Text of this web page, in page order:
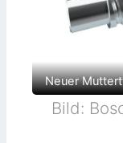
Neuer
Bild: